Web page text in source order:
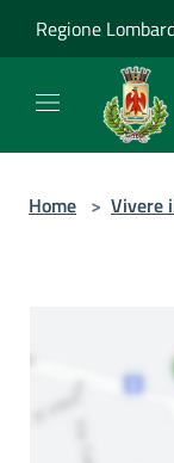
Regione
Home > Vivere